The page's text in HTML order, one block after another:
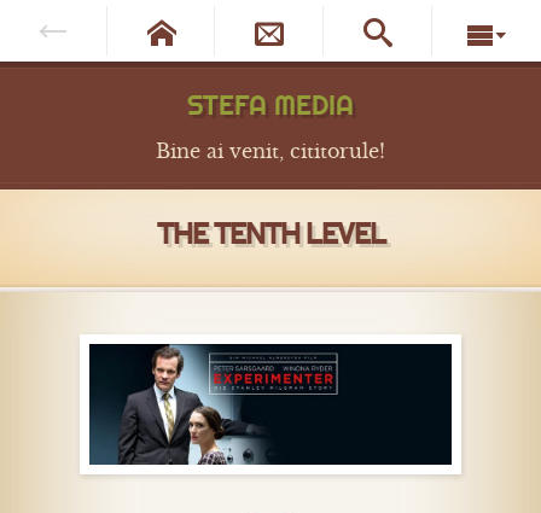
STEFA MEDIA
Bine ai venit, cititorule!
THE TENTH LEVEL
   